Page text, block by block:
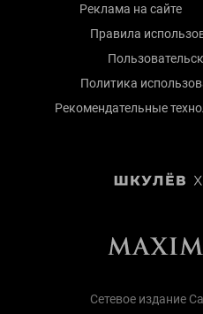
Реклама на сайте
Правила
Политика
Рекомендательные
Сетевое издание